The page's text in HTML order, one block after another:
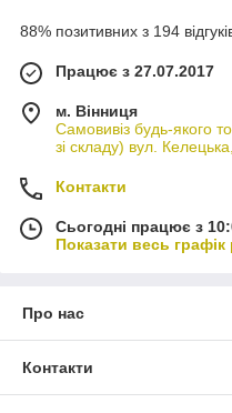
88% позитивних з 194
Працює з 27.07.2017
м. Вінниця
Самовивіз будь-якого
зі складу) вул.
Контакти
Сьогодні працює з
Показати весь графік
Про нас
Контакти